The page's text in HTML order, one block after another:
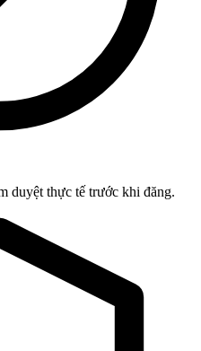
duyệt thực tế trước khi đăng.